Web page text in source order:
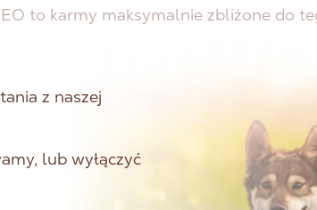
to karmy maksymalnie zbliżone do
DIETA RAW
SIĘ PRZY
z naszej
lub wyłączyć